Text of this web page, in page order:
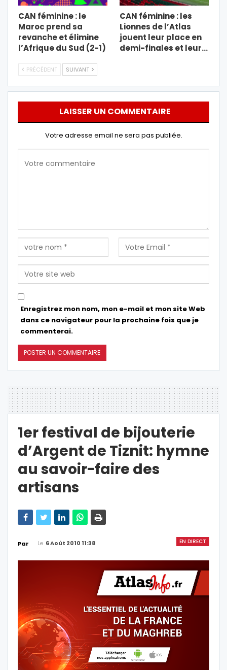
CAN féminine : le
Maroc prend sa
revanche et élimine
l’Afrique du Sud (2-1)
CAN féminine : les
Lionnes de l’Atlas
jouent leur place en
demi-finales et leur…
PRÉCÉDENT SUIVANT
LAISSER UN COMMENTAIRE
Votre adresse email ne sera pas publiée.
Enregistrez mon nom, mon e-mail et mon site Web
dans ce navigateur pour la prochaine fois que je
commenterai.
1er festival de bijouterie
d’Argent de Tiznit: hymne
au savoir-faire des
artisans
EN DIRECT
Par Le 6 Août 2010 11:38